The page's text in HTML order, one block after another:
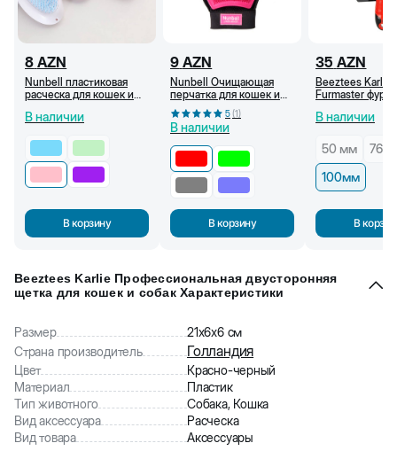
8 AZN
Nunbell пластиковая
расческа для кошек и
В наличии
В корзину
9 AZN
Nunbell Очищающая
перчатка для кошек и
собак, Красный
5(1)
В наличии
В корзину
35 AZN
Beeztees Karlie
Furmaster
В наличии
50 мм
76
100мм
В
Beeztees Karlie Профессиональная двусторонняя
щетка для кошек и собак Характеристики
Размер
21х6х6 см
Страна производитель
Голландия
Цвет
Красно-черный
Материал
Пластик
Тип животного
Собака, Кошка
Вид аксессуара
Расческа
Вид товара
Аксессуары